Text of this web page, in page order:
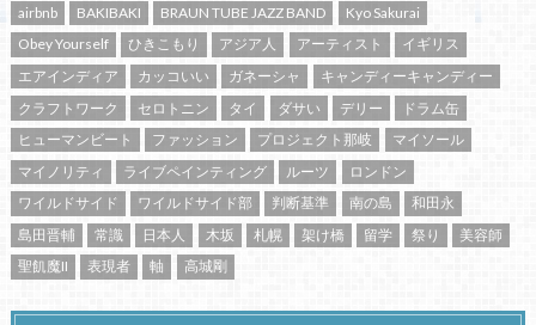
airbnb BAKIBAKI BRAUN TUBE JAZZ BAND
Kyo Sakurai
Obey Yourself
ひきこもり アジア人 アーティスト
イギリス
エアインディア
カッコいい ガネーシャ
キャンディーキャンディー
クラフトワーク
セロトニン タイ ダサい デリー
ドラム缶
ヒューマンビート
ファッション プロジェクト那岐
マイソール
マイノリティ
ライブペインティング ルーツ
ロンドン
ワイルドサイド
ワイルドサイド部 判断基準 南の島
和田永
島田晋輔
常識 日本人 木坂 札幌 架け橋 留学 祭り
美容師
聖飢魔II
表現者 軸 高城剛